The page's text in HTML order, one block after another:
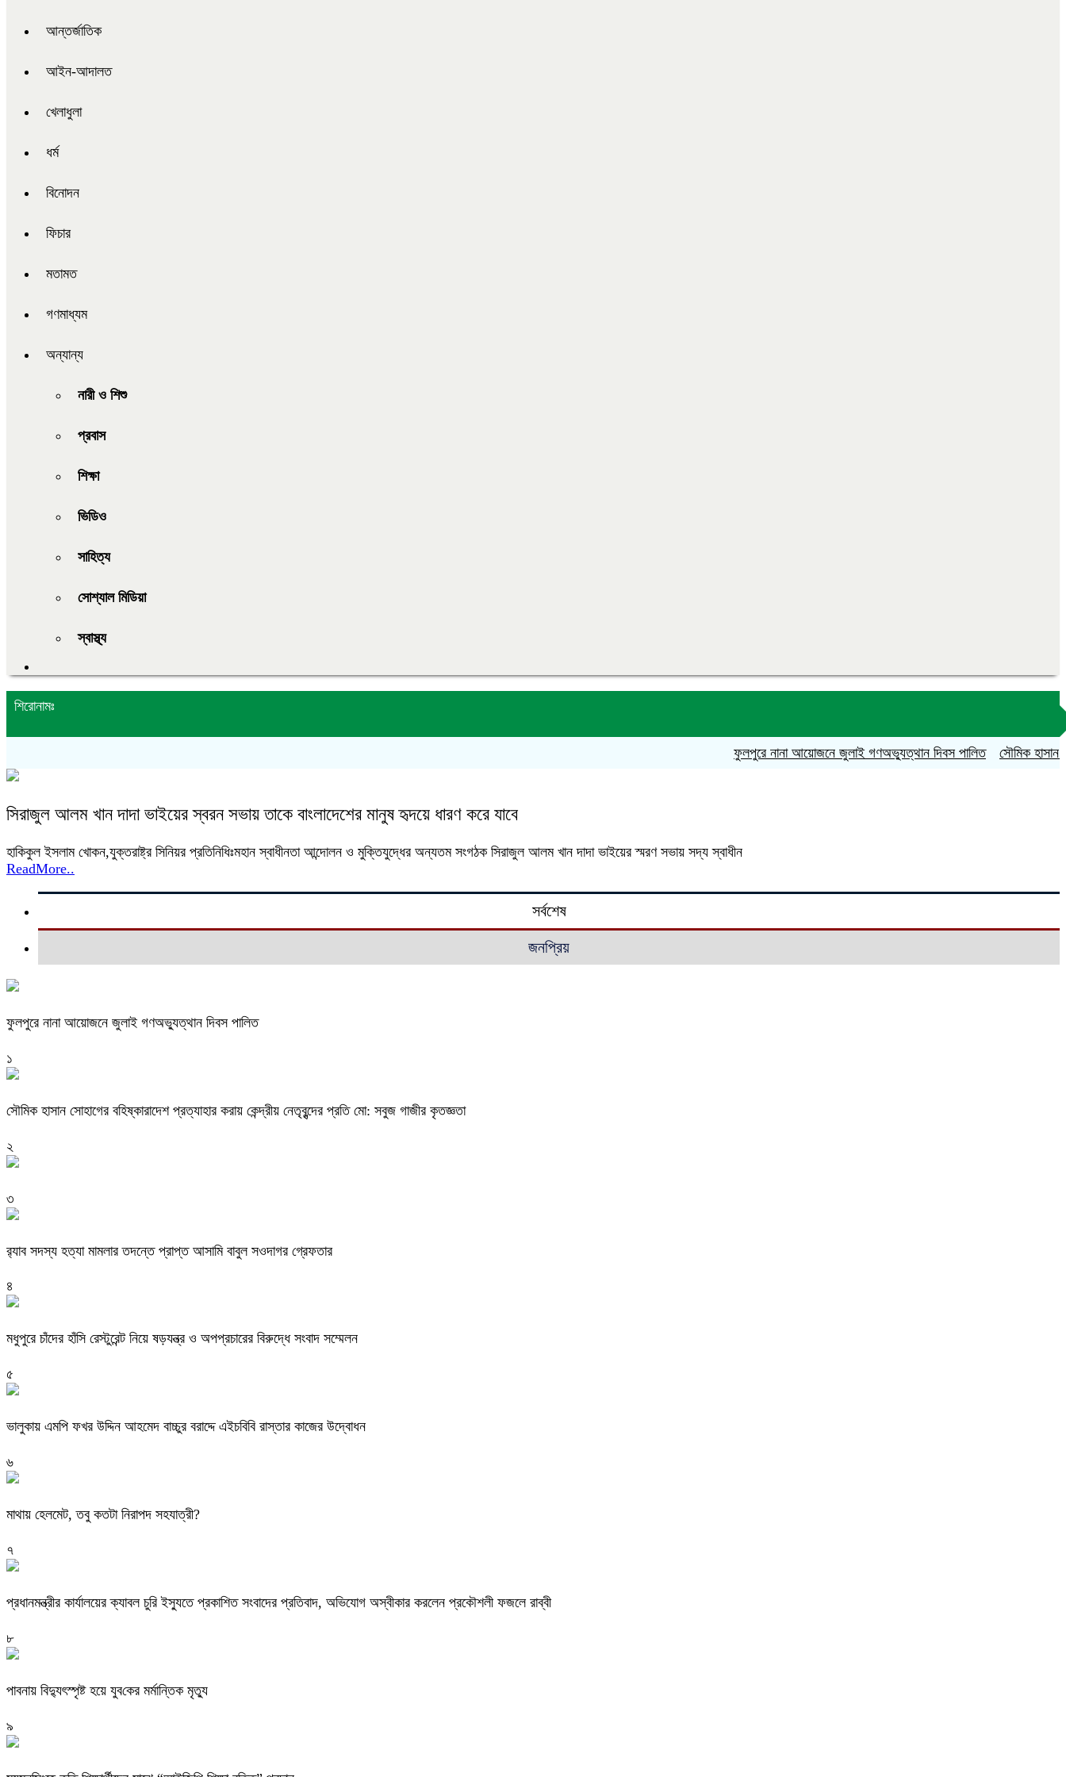
আন্তর্জাতিক
আইন-আদালত
খেলাধুলা
ধর্ম
বিনোদন
ফিচার
মতামত
গণমাধ্যম
অন্যান্য
নারী ও শিশু
প্রবাস
শিক্ষা
ভিডিও
সাহিত্য
সোশ্যাল মিডিয়া
স্বাস্থ্য
শিরোনামঃ
ফুলপুরে নানা আয়োজনে জুলাই গণঅভ্যুত্থান দিবস পালিত সৌমিক হাসান
সিরাজুল আলম খান দাদা ভাইয়ের স্বরন সভায় তাকে বাংলাদেশের মানুষ হৃদয়ে ধারণ করে যাবে
হাকিকুল ইসলাম খোকন,যুক্তরাষ্ট্র সিনিয়র প্রতিনিধিঃমহান স্বাধীনতা আন্দোলন ও মুক্তিযুদ্ধের অন্যতম সংগঠক সিরাজুল আলম খান দাদা ভাইয়ের স্মরণ সভায় সদ্য স্বাধীন
ReadMore..
সর্বশেষ
জনপ্রিয়
ফুলপুরে নানা আয়োজনে জুলাই গণঅভ্যুত্থান দিবস পালিত
১
সৌমিক হাসান সোহাগের বহিষ্কারাদেশ প্রত্যাহার করায় কেন্দ্রীয় নেতৃবৃন্দের প্রতি মো: সবুজ গাজীর কৃতজ্ঞতা
২
৩
র‌্যাব সদস্য হত্যা মামলার তদন্তে প্রাপ্ত আসামি বাবুল সওদাগর গ্রেফতার
৪
মধুপুরে চাঁদের হাঁসি রেস্টুরেন্ট নিয়ে ষড়যন্ত্র ও অপপ্রচারের বিরুদ্ধে সংবাদ সম্মেলন
৫
ভালুকায় এমপি ফখর উদ্দিন আহমেদ বাচ্চুর বরাদ্দে এইচবিবি রাস্তার কাজের উদ্বোধন
৬
মাথায় হেলমেট, তবু কতটা নিরাপদ সহযাত্রী?
৭
প্রধানমন্ত্রীর কার্যালয়ের ক্যাবল চুরি ইস্যুতে প্রকাশিত সংবাদের প্রতিবাদ, অভিযোগ অস্বীকার করলেন প্রকৌশলী ফজলে রাব্বী
৮
পাবনায় বিদ্যুৎস্পৃষ্ট হয়ে যুব‌কের মর্মান্তিক মৃত্যু
৯